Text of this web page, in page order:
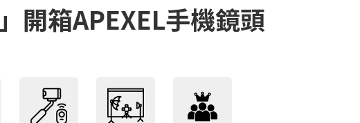
」開箱APEXEL手機鏡頭